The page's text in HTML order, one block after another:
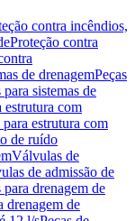
contra incêndios,
Proteção contra
de drenagemPeças
sistemas de
estrutura com
estrutura com
de ruído
Válvulas de
de admissão de
para drenagem de
drenagem de